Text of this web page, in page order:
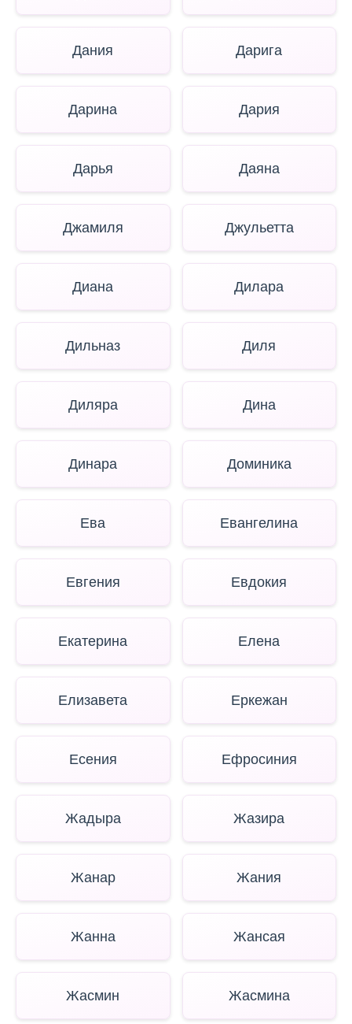
Дания Дарига
Дарина Дария
Дарья Даяна
Джамиля Джульетта
Диана Дилара
Дильназ Диля
Диляра Дина
Динара Доминика
Ева Евангелина
Евгения Евдокия
Екатерина Елена
Елизавета Еркежан
Есения Ефросиния
Жадыра Жазира
Жанар Жания
Жанна Жансая
Жасмин Жасмина